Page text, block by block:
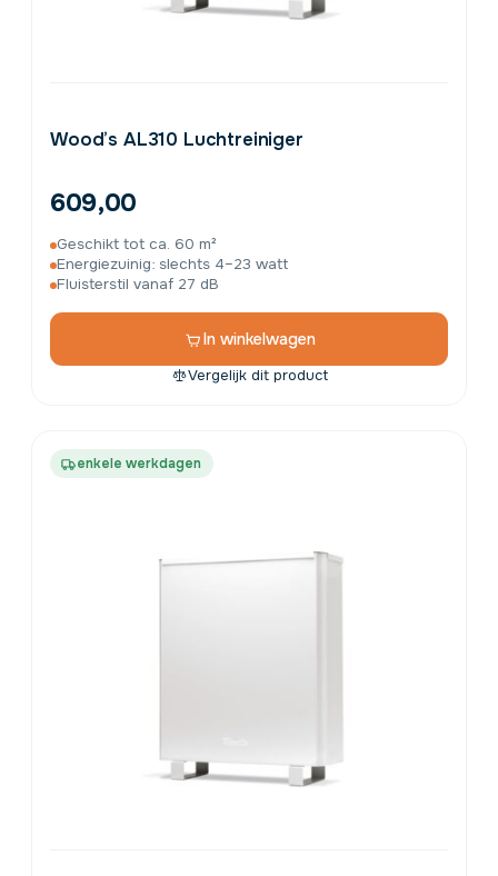
Wood’s AL310 Luchtreiniger
609,00
Geschikt tot ca. 60 m²
Energiezuinig: slechts 4–23 watt
Fluisterstil vanaf 27 dB
In winkelwagen
Vergelijk dit product
enkele werkdagen